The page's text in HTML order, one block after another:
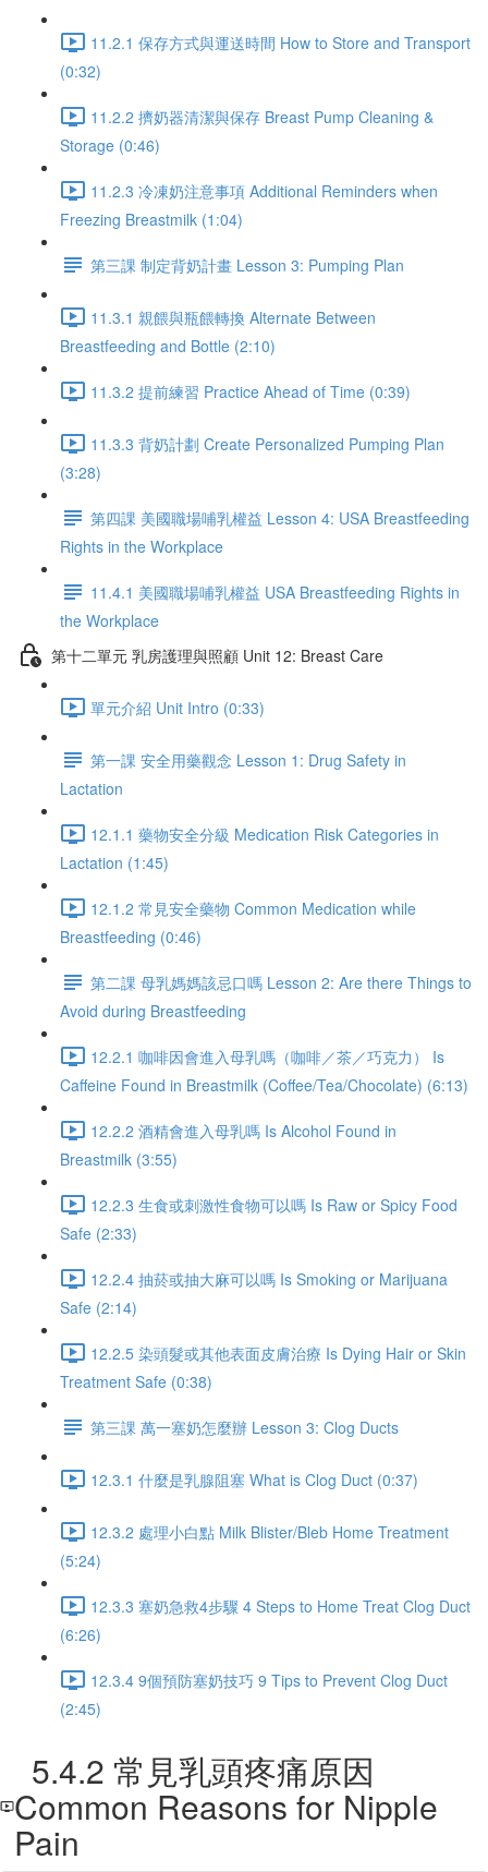
11.2.1 保存方式與運送時間 How to Store and Transport
(0:32)
11.2.2 擠奶器清潔與保存 Breast Pump Cleaning &
Storage (0:46)
11.2.3 冷凍奶注意事項 Additional Reminders when
Freezing Breastmilk (1:04)
第三課 制定背奶計畫 Lesson 3: Pumping Plan
11.3.1 親餵與瓶餵轉換 Alternate Between
Breastfeeding and Bottle (2:10)
11.3.2 提前練習 Practice Ahead of Time (0:39)
11.3.3 背奶計劃 Create Personalized Pumping Plan
(3:28)
第四課 美國職場哺乳權益 Lesson 4: USA Breastfeeding
Rights in the Workplace
11.4.1 美國職場哺乳權益 USA Breastfeeding Rights in
the Workplace
第十二單元 乳房護理與照顧 Unit 12: Breast Care
單元介紹 Unit Intro (0:33)
第一課 安全用藥觀念 Lesson 1: Drug Safety in
Lactation
12.1.1 藥物安全分級 Medication Risk Categories in
Lactation (1:45)
12.1.2 常見安全藥物 Common Medication while
Breastfeeding (0:46)
第二課 母乳媽媽該忌口嗎 Lesson 2: Are there Things to
Avoid during Breastfeeding
12.2.1 咖啡因會進入母乳嗎（咖啡／茶／巧克力） Is
Caffeine Found in Breastmilk (Coffee/Tea/Chocolate) (6:13)
12.2.2 酒精會進入母乳嗎 Is Alcohol Found in
Breastmilk (3:55)
12.2.3 生食或刺激性食物可以嗎 Is Raw or Spicy Food
Safe (2:33)
12.2.4 抽菸或抽大麻可以嗎 Is Smoking or Marijuana
Safe (2:14)
12.2.5 染頭髮或其他表面皮膚治療 Is Dying Hair or Skin
Treatment Safe (0:38)
第三課 萬一塞奶怎麼辦 Lesson 3: Clog Ducts
12.3.1 什麼是乳腺阻塞 What is Clog Duct (0:37)
12.3.2 處理小白點 Milk Blister/Bleb Home Treatment
(5:24)
12.3.3 塞奶急救4步驟 4 Steps to Home Treat Clog Duct
(6:26)
12.3.4 9個預防塞奶技巧 9 Tips to Prevent Clog Duct
(2:45)
5.4.2 常見乳頭疼痛原因
Common Reasons for Nipple
Pain